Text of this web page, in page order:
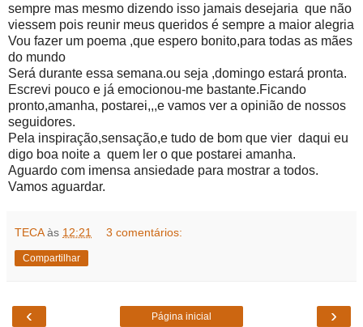
sempre mas mesmo dizendo isso jamais desejaria que não
viessem pois reunir meus queridos é sempre a maior alegria
Vou fazer um poema ,que espero bonito,para todas as mães
do mundo
Será durante essa semana.ou seja ,domingo estará pronta.
Escrevi pouco e já emocionou-me bastante.Ficando
pronto,amanha, postarei,,,e vamos ver a opinião de nossos
seguidores.
Pela inspiração,sensação,e tudo de bom que vier daqui eu
digo boa noite a quem ler o que postarei amanha.
Aguardo com imensa ansiedade para mostrar a todos.
Vamos aguardar.
TECA às 12:21 3 comentários:
Compartilhar
‹ ›
Página inicial